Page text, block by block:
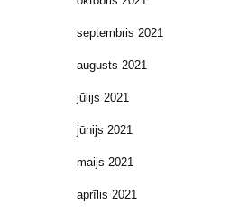
septembris 2021
augusts 2021
jūlijs 2021
jūnijs 2021
maijs 2021
aprīlis 2021